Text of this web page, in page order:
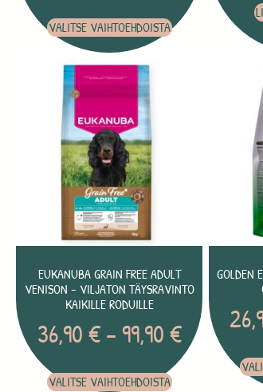
VALITSE VAIHTOEHDOISTA
EUKANUBA GRAIN FREE ADULT
VENISON – VILJATON TÄYSRAVINTO
KAIKILLE RODUILLE
36,90€– 99,90€
VALITSE VAIHTOEHDOISTA
GOLDEN